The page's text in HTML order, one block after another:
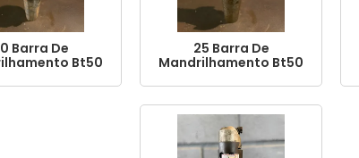
Barra De
Bt50
25 Barra De
Mandrilhamento Bt50